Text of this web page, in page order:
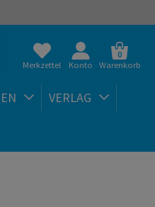
Merkzettel Konto
0
Warenkorb
VERLAG